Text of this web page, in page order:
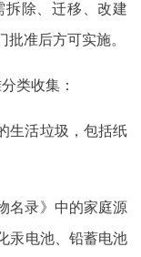
除、迁移、改建
准后方可实施。
类收集：
生活垃圾，包括纸
名录》中的家庭源
汞电池、铅蓄电池